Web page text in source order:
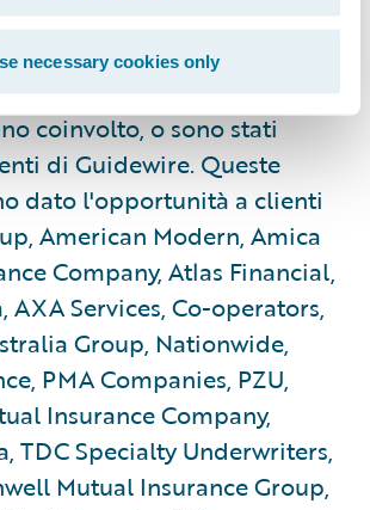
necessary cookies only
Connections sono stati
di 120 workshop pratici,
e sessioni tematiche, molti
coinvolto, o sono stati
di Guidewire. Queste
dato l'opportunità a clienti
American Modern, Amica
Company, Atlas Financial,
AXA Services, Co-operators,
Group, Nationwide,
PMA Companies, PZU,
Insurance Company,
TDC Specialty Underwriters,
Mutual Insurance Group,